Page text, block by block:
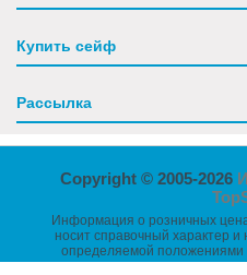
Купить сейф
Рассылка
Copyright © 2005-2026
Информация о розничных
носит справочный характер
определяемой положениями